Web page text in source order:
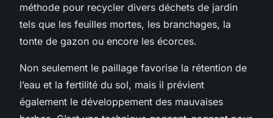
méthode pour recycler divers déchets de jardin
tels que les feuilles mortes, les branchages, la
tonte de gazon ou encore les écorces.
Non seulement le paillage favorise la rétention de
l’eau et la fertilité du sol, mais il prévient
également le développement des mauvaises